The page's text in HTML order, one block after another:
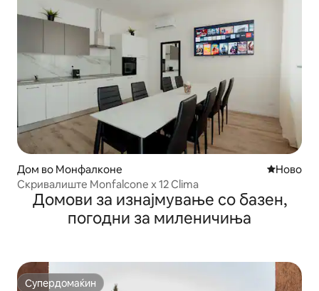
Дом во Монфалконе Ново
Ново
Скривалиште Monfalcone x 12 Clima
Домови за изнајмување со базен,
погодни за миленичиња
Супердомаќин